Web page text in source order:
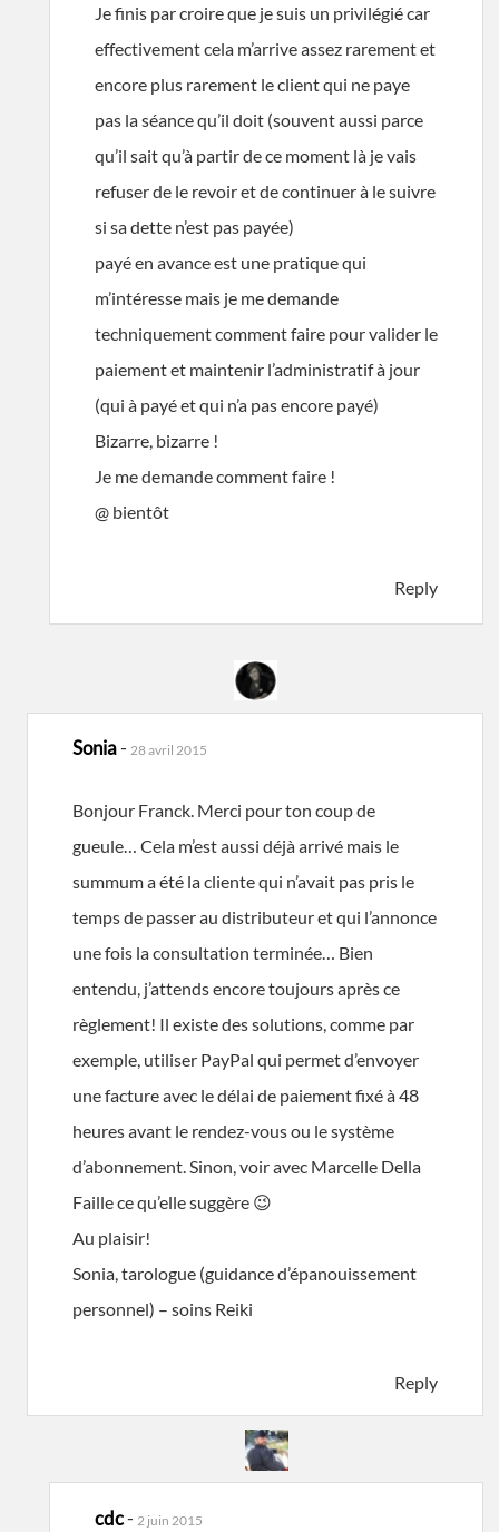
Je finis par croire que je suis un privilégié car
effectivement cela m’arrive assez rarement et
encore plus rarement le client qui ne paye
pas la séance qu’il doit (souvent aussi parce
qu’il sait qu’à partir de ce moment là je vais
refuser de le revoir et de continuer à le suivre
si sa dette n’est pas payée)
payé en avance est une pratique qui
m’intéresse mais je me demande
techniquement comment faire pour valider le
paiement et maintenir l’administratif à jour
(qui à payé et qui n’a pas encore payé)
Bizarre, bizarre !
Je me demande comment faire !
@ bientôt
Reply
Sonia- 28 avril 2015
Bonjour Franck. Merci pour ton coup de
gueule… Cela m’est aussi déjà arrivé mais le
summum a été la cliente qui n’avait pas pris le
temps de passer au distributeur et qui l’annonce
une fois la consultation terminée… Bien
entendu, j’attends encore toujours après ce
règlement! Il existe des solutions, comme par
exemple, utiliser PayPal qui permet d’envoyer
une facture avec le délai de paiement fixé à 48
heures avant le rendez-vous ou le système
d’abonnement. Sinon, voir avec Marcelle Della
Faille ce qu’elle suggère 😉
Au plaisir!
Sonia, tarologue (guidance d’épanouissement
personnel) – soins Reiki
Reply
cdc- 2 juin 2015